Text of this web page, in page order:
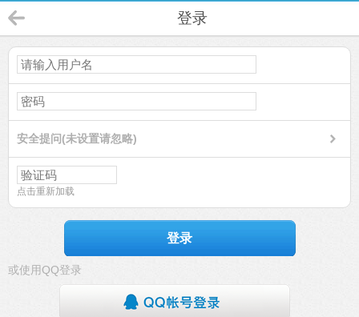
登录
安全提问(未设置请忽略)
点击重新加载
登录
或使用QQ登录